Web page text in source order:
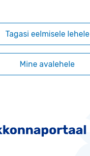
Tagasi eelmisele lehele
Mine avalehele